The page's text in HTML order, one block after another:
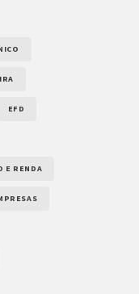
EFD
E RENDA